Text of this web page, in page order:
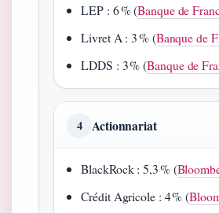
LEP : 6 % (Banque de
Livret A : 3 % (Banque de
LDDS : 3 % (Banque de
4 Actionnariat
BlackRock : 5,3 % (
Crédit Agricole : 4 % (